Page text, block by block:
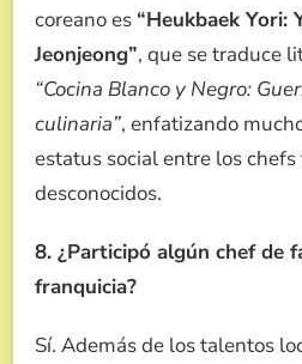
coreano es “Heukbaek Yori:
Jeonjeong”, que se traduce
“Cocina Blanco y Negro:
culinaria”, enfatizando
estatus social entre los
desconocidos.
8. ¿Participó algún chef de
franquicia?
Sí. Además de los talentos